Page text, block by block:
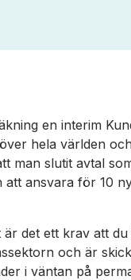
en interim
hela världen
man slutit avtal
ansvara för 10
det ett krav att
och är
i väntan på